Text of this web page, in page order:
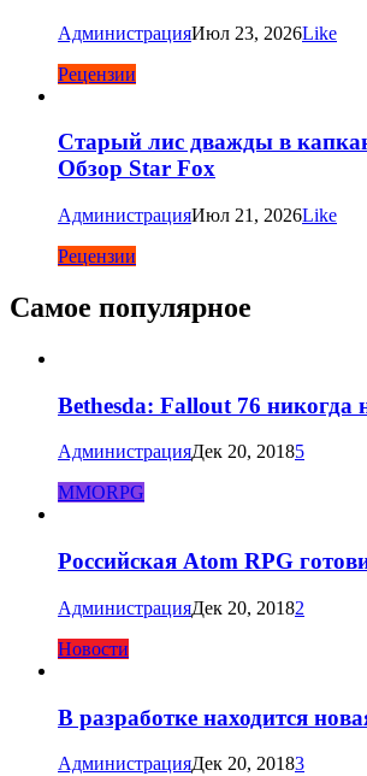
АдминистрацияИюл 23, 2026Like
Рецензии
Старый лис дважды в
Обзор Star Fox
АдминистрацияИюл 21, 2026Like
Рецензии
Самое популярное
Bethesda: Fallout 76 никогда
АдминистрацияДек 20, 20185
MMORPG
Российская Atom RPG
АдминистрацияДек 20, 20182
Новости
В разработке находится
АдминистрацияДек 20, 20183